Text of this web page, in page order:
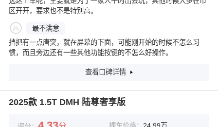
区开开，要求也不是特别高。
最不满意
挡把有一点唐突，就在屏幕的下面，可能刚开始的时候不怎么习
惯，而且旁边还有一些其他功能按键的不怎么好操作。
查看口碑详情
2025款 1.5T DMH 陆尊奢享版
裸车价格： 24.99万